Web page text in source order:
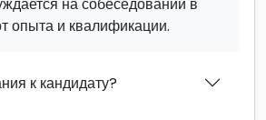
опыта и квалификации.
к кандидату?